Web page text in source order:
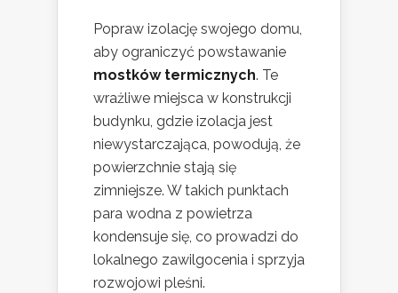
Popraw izolację swojego domu,
aby ograniczyć powstawanie
mostków termicznych. Te
wrażliwe miejsca w konstrukcji
budynku, gdzie izolacja jest
niewystarczająca, powodują, że
powierzchnie stają się
zimniejsze. W takich punktach
para wodna z powietrza
kondensuje się, co prowadzi do
lokalnego zawilgocenia i sprzyja
rozwojowi pleśni.